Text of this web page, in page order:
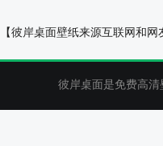
【彼岸桌面壁纸来源互联网和
彼岸桌面是免费高清